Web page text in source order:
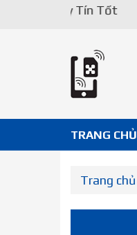
Uy Tín Tốt
TRANG CHỦ
Trang chủ